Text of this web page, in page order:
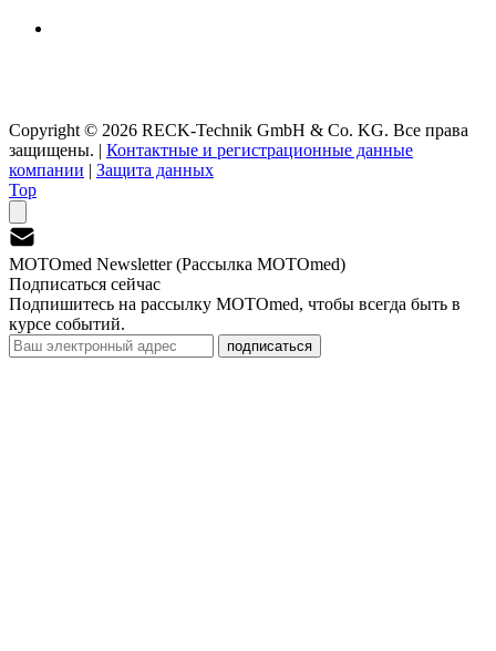
Copyright © 2026 RECK-Technik GmbH & Co. KG. Все права
защищены. | Контактные и регистрационные данные
компании | Защита данных
Top
MOTOmed Newsletter (Рассылка MOTOmed)
Подписаться сейчас
Подпишитесь на рассылку MOTOmed, чтобы всегда быть в
курсе событий.
подписаться